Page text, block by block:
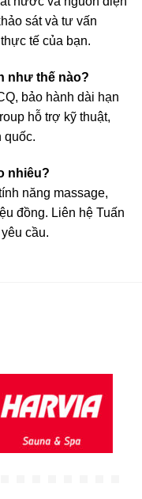
sát và tư vấn
tế của bạn.
như thế nào?
bảo hành dài hạn
hỗ trợ kỹ thuật,
quốc.
nhiêu?
năng massage,
đồng. Liên hệ Tuấn
cầu.